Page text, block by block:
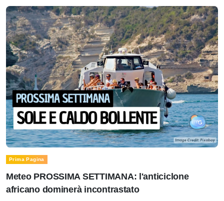
Prima Pagina
Meteo PROSSIMA SETTIMANA: l'anticiclone
africano dominerà incontrastato